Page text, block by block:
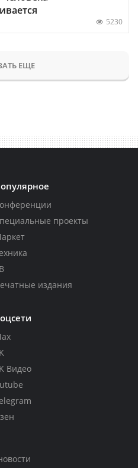
5230
ЕЩЕ
проекты
издания
Видео